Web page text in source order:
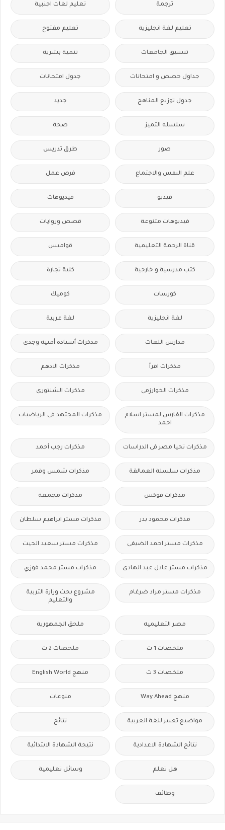
ترجمة تعليم لغات اجنبية
تعليم لغة انجليزية تعليم مفتوح
تنسيق الجامعات تنمية بشرية
جداول حصص و امتحانات جدول امتحانات
جدول توزيع المناهج جديد
سلسله التميز صحة
صور طرق تدريس
علم النفس والاجتماع فرص عمل
فيديو فيديوهات
فيديوهات متنوعة قصص وروايات
قناة الرحمة التعليمية قواميس
كتب مدرسية و خارجية كلية تجارة
كورسات كوميك
لغة انجليزية لغة عربية
مدارس اللغات مذكرات أستاذة أمنية وجدى
مذكرات اقرأ مذكرات الادهم
مذكرات الخوارزمى مذكرات الشنتورى
مذكرات الفارس لمستر اسلام
احمد
مذكرات المجتهد فى الرياضيات
مذكرات تحيا مصر فى الدراسات مذكرات رجب أحمد
مذكرات سلسلة العمالقة مذكرات شمس وقمر
مذكرات فوكس مذكرات مجمعة
مذكرات محمود بدر مذكرات مستر ابراهيم سلطان
مذكرات مستر احمد الضيفى مذكرات مستر سعيد الحيت
مذكرات مستر عادل عبد الهادى مذكرات مستر محمد فوزي
مذكرات مستر مراد ضرغام
مشروع بحث وزارة التربية
والتعليم
مصر التعليميه ملحق الجمهورية
ملخصات 1 ث ملخصات 2 ث
ملخصات 3 ث منهج English World
منهج Way Ahead منوعات
مواضيع تعبير للغة العربية نتائج
نتائج الشهادة الاعدادية نتيجة الشهادة الابتدائية
هل تعلم وسائل تعليمية
وظائف